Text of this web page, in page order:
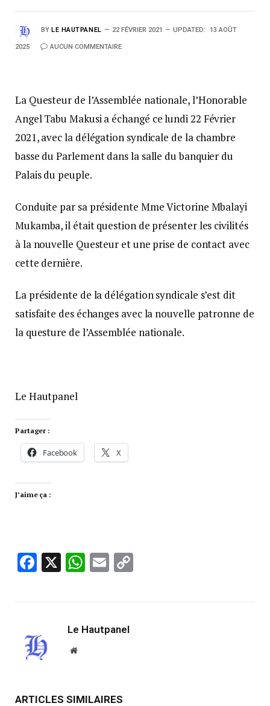
BY LE HAUTPANEL 22 FÉVRIER 2021 UPDATED: 13 AOÛT
2025 AUCUN COMMENTAIRE
La Questeur de l’Assemblée nationale, l’Honorable
Angel Tabu Makusi a échangé ce lundi 22 Février
2021, avec la délégation syndicale de la chambre
basse du Parlement dans la salle du banquier du
Palais du peuple.
Conduite par sa présidente Mme Victorine Mbalayi
Mukamba, il était question de présenter les civilités
à la nouvelle Questeur et une prise de contact avec
cette dernière.
La présidente de la délégation syndicale s’est dit
satisfaite des échanges avec la nouvelle patronne de
la questure de l’Assemblée nationale.
Le Hautpanel
Partager :
Facebook X
J’aime ça :
Facebook
X WhatsApp
Email
Le Hautpanel
Website
ARTICLES SIMILAIRES